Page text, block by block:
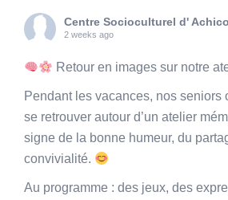
Centre Socioculturel d'
2 weeks ago
Retour en images sur notre
Pendant les vacances, nos seniors
se retrouver autour d’un atelier
signe de la bonne humeur, du
convivialité.
Au programme : des jeux, des